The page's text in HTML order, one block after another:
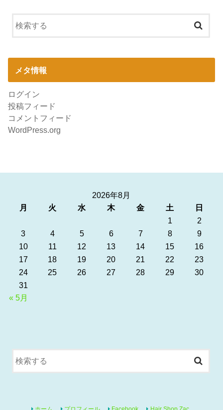
メタ情報
ログイン
投稿フィード
コメントフィード
WordPress.org
2026年8月
月
火 水 木 金 土
日
1
2
3
4 5 6 7 8
9
10
11 12 13 14 15
16
17
18 19 20 21 22
23
24
25 26 27 28 29
30
31
« 5月
ホーム プロフィール Facebook Hair Shop Zac